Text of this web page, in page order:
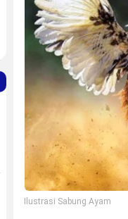
Ilustrasi Sabung Ayam